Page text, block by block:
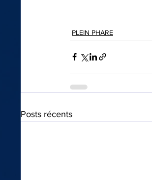
PLEIN PHARE
Posts récents